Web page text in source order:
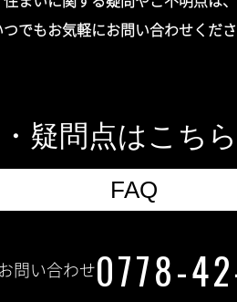
つでもお気軽にお問い合わせくだ
疑問点はこち
FAQ
問い合わせ0778-